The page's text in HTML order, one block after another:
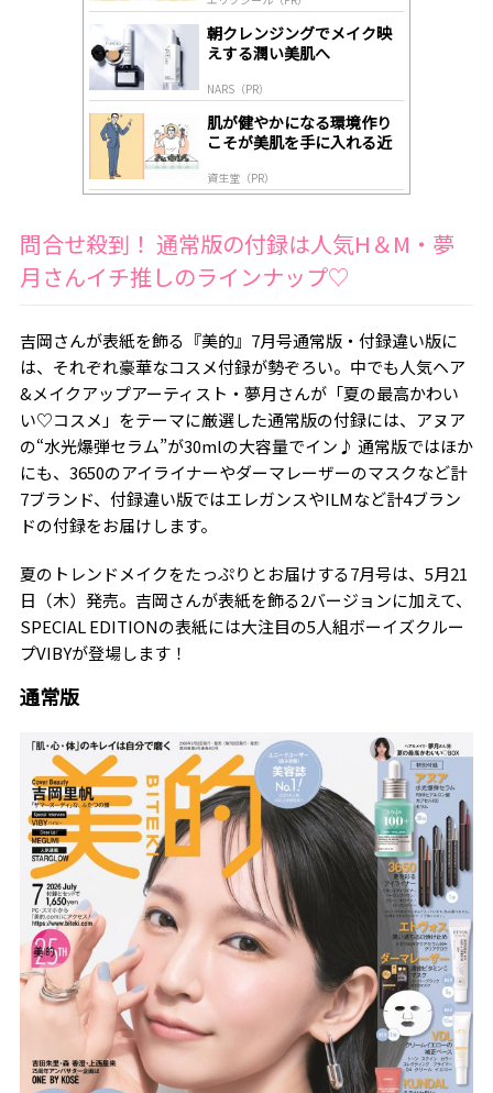
朝クレンジングでメイク映
えする潤い美肌へ
NARS（PR）
肌が健やかになる環境作り
こそが美肌を手に入れる近
資生堂（PR）
問合せ殺到！ 通常版の付録は人気H＆M・夢
月さんイチ推しのラインナップ♡
吉岡さんが表紙を飾る『美的』7月号通常版・付録違い版に
は、それぞれ豪華なコスメ付録が勢ぞろい。中でも人気ヘア
&メイクアップアーティスト・夢月さんが「夏の最高かわい
い♡コスメ」をテーマに厳選した通常版の付録には、アヌア
の“水光爆弾セラム”が30mlの大容量でイン♪ 通常版ではほか
にも、3650のアイライナーやダーマレーザーのマスクなど計
7ブランド、付録違い版ではエレガンスやILMなど計4ブラン
ドの付録をお届けします。
夏のトレンドメイクをたっぷりとお届けする7月号は、5月21
日（木）発売。吉岡さんが表紙を飾る2バージョンに加えて、
SPECIAL EDITIONの表紙には大注目の5人組ボーイズクルー
プVIBYが登場します！
通常版